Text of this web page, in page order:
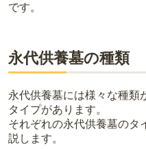
です。
永代供養墓の種類
永代供養墓には様々な種類
タイプがあります。
それぞれの永代供養墓のタ
説します。